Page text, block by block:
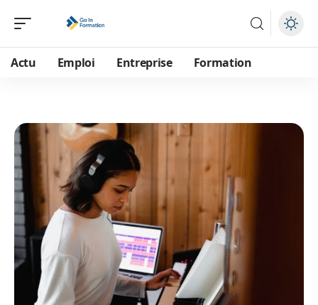
Actu Emploi Entreprise Formation